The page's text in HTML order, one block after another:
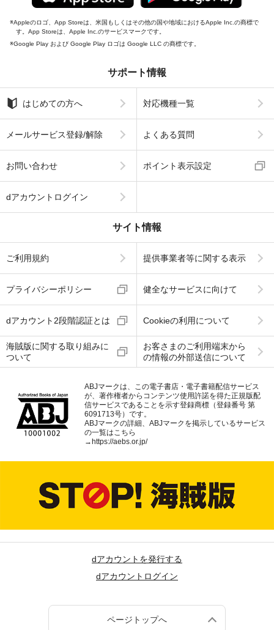
Appleのロゴ、App Storeは、米国もしくはその他の国や地域におけるApple Inc.の商標で
す。App Storeは、Apple Inc.のサービスマークです。
Google Play および Google Play ロゴは Google LLC の商標です。
サポート情報
はじめての方へ 対応機種一覧
メールサービス登録/解除 よくある質問
お問い合わせ ポイント表示設定
dアカウントログイン
サイト情報
ご利用規約 提供事業者等に関する表示
プライバシーポリシー 健全なサービスに向けて
dアカウント2段階認証とは Cookieの利用について
海賊版に関する取り組みに
ついて
お客さまのご利用端末から
の情報の外部送信について
ABJマークは、この電子書店・電子書籍配信サービス
が、著作権者からコンテンツ使用許諾を得た正規版配
信サービスであることを示す登録商標（登録番号 第
6091713号）です。
ABJマークの詳細、ABJマークを掲示しているサービス
の一覧はこちら
→ https://aebs.or.jp/
dアカウントを発行する
dアカウントログイン
ページトップへ